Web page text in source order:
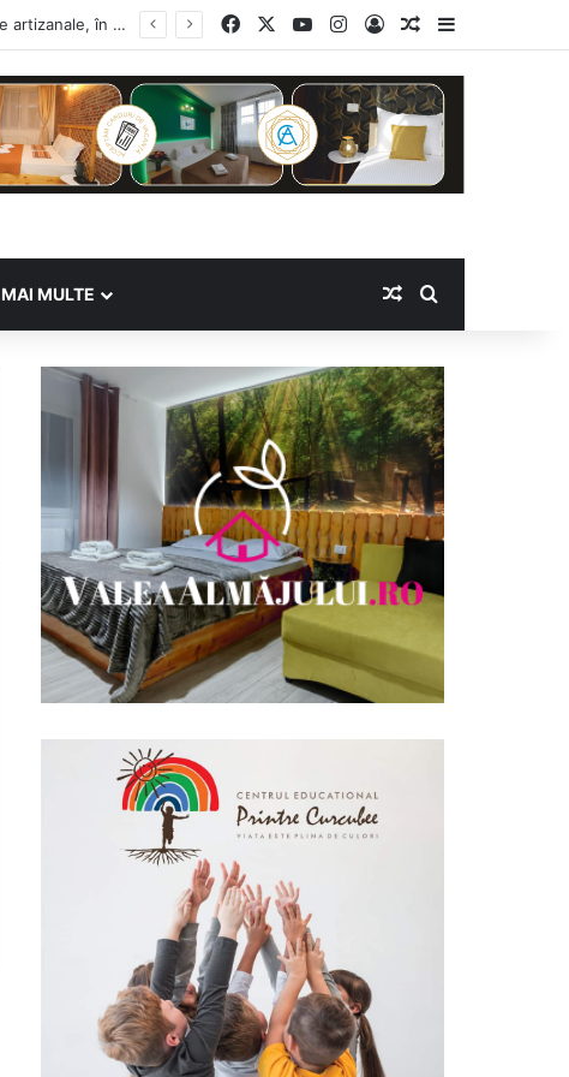
Facebook YouTubeInstagram
Log InRandom Article
MAI MULTE Random Article